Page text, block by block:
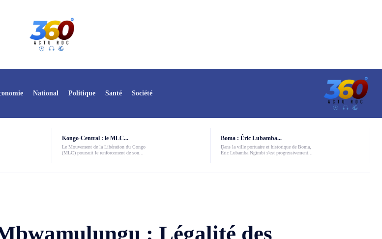
National Politique Santé Société
Kongo-Central : le MLC...
Le Mouvement de la Libération du Congo
(MLC) poursuit le renforcement de son...
Boma : Éric Lubamba...
Dans la ville portuaire et historique de Boma,
Éric Lubamba Ngimbi s'est progressivement...
: Légalité des